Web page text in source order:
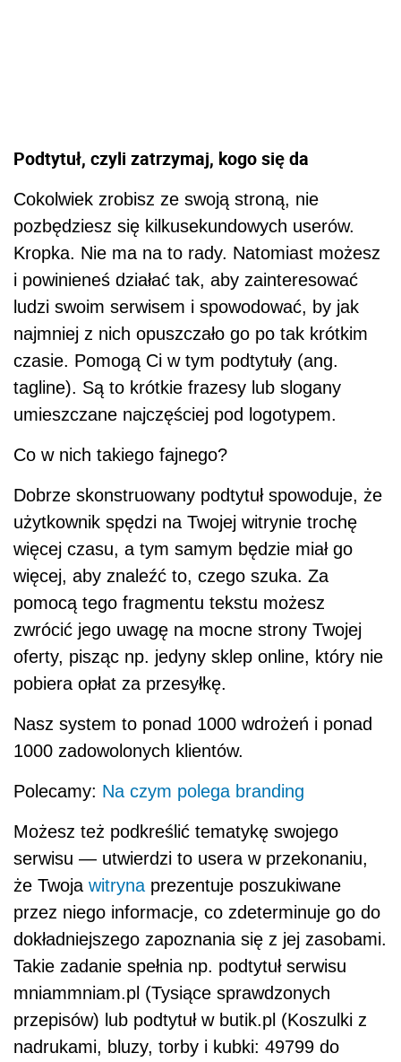
Podtytuł, czyli zatrzymaj, kogo się da
Cokolwiek zrobisz ze swoją stroną, nie
pozbędziesz się kilkusekundowych userów.
Kropka. Nie ma na to rady. Natomiast możesz
i powinieneś działać tak, aby zainteresować
ludzi swoim serwisem i spowodować, by jak
najmniej z nich opuszczało go po tak krótkim
czasie. Pomogą Ci w tym podtytuły (ang.
tagline). Są to krótkie frazesy lub slogany
umieszczane najczęściej pod logotypem.
Co w nich takiego fajnego?
Dobrze skonstruowany podtytuł spowoduje, że
użytkownik spędzi na Twojej witrynie trochę
więcej czasu, a tym samym będzie miał go
więcej, aby znaleźć to, czego szuka. Za
pomocą tego fragmentu tekstu możesz
zwrócić jego uwagę na mocne strony Twojej
oferty, pisząc np. jedyny sklep online, który nie
pobiera opłat za przesyłkę.
Nasz system to ponad 1000 wdrożeń i ponad
1000 zadowolonych klientów.
Polecamy: Na czym polega branding
Możesz też podkreślić tematykę swojego
serwisu — utwierdzi to usera w przekonaniu,
że Twoja witryna prezentuje poszukiwane
przez niego informacje, co zdeterminuje go do
dokładniejszego zapoznania się z jej zasobami.
Takie zadanie spełnia np. podtytuł serwisu
mniammniam.pl (Tysiące sprawdzonych
przepisów) lub podtytuł w butik.pl (Koszulki z
nadrukami, bluzy, torby i kubki: 49799 do